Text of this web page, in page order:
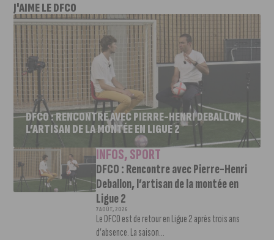
J'AIME LE DFCO
DFCO : RENCONTRE AVEC PIERRE-HENRI DEBALLON,
L’ARTISAN DE LA MONTÉE EN LIGUE 2
INFOS,SPORT
DFCO : Rencontre avec Pierre-Henri
Deballon, l’artisan de la montée en
Ligue 2
7 AOÛT, 2026
Le DFCO est de retour en Ligue 2 après trois ans
d’absence. La saison...